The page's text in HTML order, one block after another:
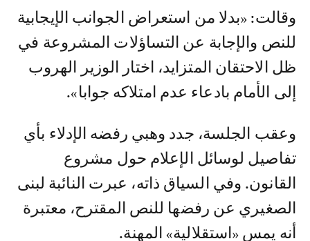
وقالت: «بدلا من استعراض الجوانب الإيجابية
للنص والإجابة عن التساؤلات المشروعة في
ظل الاحتقان المتزايد، اختار الوزير الهروب
إلى الأمام بادعاء عدم امتلاكه جوابا».
وعقب الجلسة، جدد وهبي رفضه الإدلاء بأي
تفاصيل لوسائل الإعلام حول مشروع
القانون. وفي السياق ذاته، عبرت النائبة لبنى
الصغيري عن رفضها للنص المقترح، معتبرة
أنه يمس «استقلالية» المهنة.